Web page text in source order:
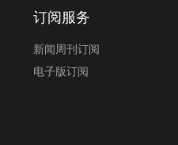
订阅服务
新闻周刊订阅
电子版订阅